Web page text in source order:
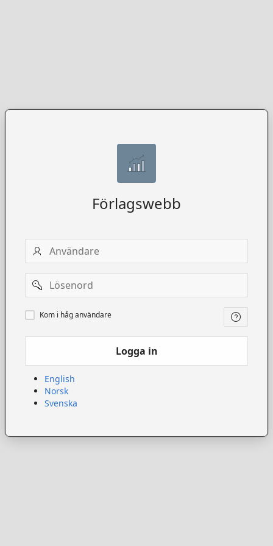
Förlagswebb
Användarnamn
Lösenord
Kom
ihåg
Kom i håg användare
Logga in
English
Norsk
Svenska